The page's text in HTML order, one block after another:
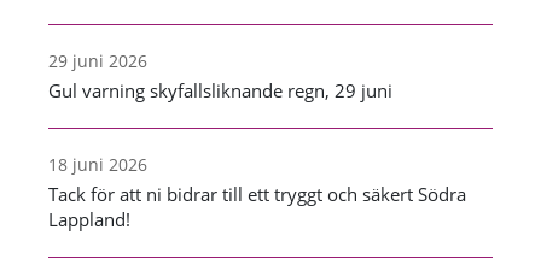
29 juni 2026
Gul varning skyfallsliknande regn, 29 juni
18 juni 2026
Tack för att ni bidrar till ett tryggt och säkert Södra
Lappland!